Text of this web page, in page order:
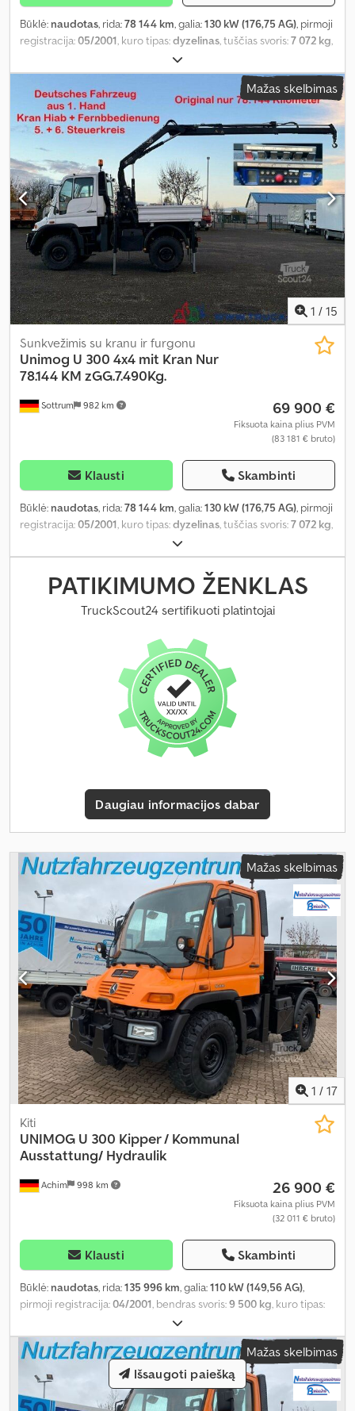
Būklė: naudotas, rida:78 144 km, galia:130 kW (176,75 AG), pirmoji
registracija:05/2001, kuro tipas:dyzelinas, tuščias svoris:7 072 kg,
418 kg, bendras svoris:
konfigūracija:4x4, ratų bazė:3 000 mm, stabdžiai:variklio
stabdymas, vairuotojo kabina: , pavaros tipas:kitas , emisijos
klasė:Euro 4, sėdimų vietų skaičius:2, krovimo vietos ilgis:1 800
mm, krovinių skyriaus plotis:2 200 mm, krovos erdvės aukštis:400
diferencialo užraktas, kabina, kranas, oro
kondicionavimas, visų varančiųjų ratų pavara,
Mažas skelbimas
1 / 15
Sottrum 982 km
Sunkvežimis su kranu ir furgonu
Unimog U 300 4x4 mit Kran Nur
78.144 KM zGG.7.490Kg.
69 900 €
Fiksuota kaina plius PVM
(83 181 € bruto)
Klausti Skambinti
Būklė: naudotas, rida:78 144 km, galia:130 kW (176,75 AG), pirmoji
registracija:05/2001, kuro tipas:dyzelinas, tuščias svoris:7 072 kg,
418 kg, bendras svoris:
konfigūracija:4x4, ratų bazė:3 000 mm, stabdžiai:variklio
stabdymas , vairuotojo kabina: kitas, pavaros tipas: kitas
, emisijos
Euro 4 , sėdimų vietų skaičius:2 , krovimo vietos ilgis:1 800
, krovinių skyriaus plotis:2 200 mm, krovos erdvės aukštis:
kondicionavimas, visų varančiųjų ratų pavara
PATIKIMUMO ŽENKLAS
TruckScout24 sertifikuoti platintojai
Daugiau informacijos dabar
Mažas skelbimas
1 / 17
Achim 998 km
Kiti
UNIMOG U 300 Kipper / Kommunal
Ausstattung/ Hydraulik
26 900 €
Fiksuota kaina plius PVM
(32 011 € bruto)
Klausti Skambinti
Būklė: naudotas, rida:135 996 km, galia:110 kW (149,56 AG),
pirmoji registracija:04/2001, bendras svoris:9 500 kg, kuro tipas:
, ašių konfigūracija:
tipas:mechaninis, emisijos klasė:Euro 3, Gamybos metai:2000,
Įranga:ABS, oro kondicionavimas, visų varančiųjų ratų pavara,
Mažas skelbimas
Išsaugoti paiešką